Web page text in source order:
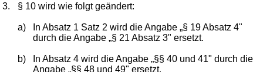
3. § 10 wird wie folgt geändert:
a)
In Absatz 1 Satz 2 wird die Angabe „§ 19 Absatz 4"
durch die Angabe „§ 21 Absatz 3" ersetzt.
b)
In Absatz 4 wird die Angabe „§§ 40 und 41" durch die
Angabe „§§ 48 und 49" ersetzt.